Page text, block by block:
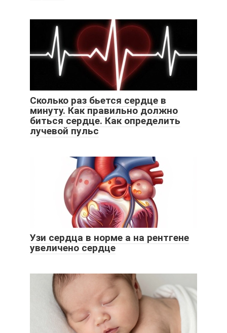
Сколько раз бьется сердце в
минуту. Как правильно должно
биться сердце. Как определить
лучевой пульс
Узи сердца в норме а на рентгене
увеличено сердце